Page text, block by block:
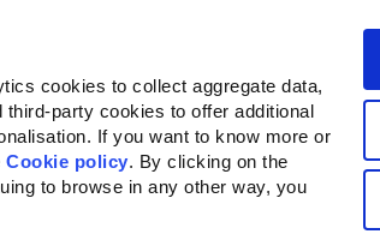
cookies to collect aggregate data,
party cookies to offer additional
If you want to know more or
Cookie policy. By clicking on the
to browse in any other way, you
Quiénes somos Dónde comprar